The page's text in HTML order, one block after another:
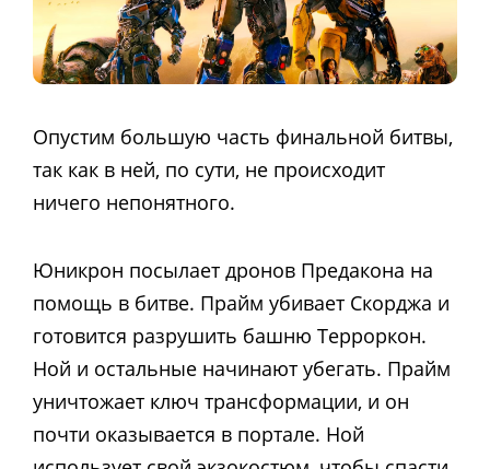
Опустим большую часть финальной битвы,
так как в ней, по сути, не происходит
ничего непонятного.
Юникрон посылает дронов Предакона на
помощь в битве. Прайм убивает Скорджа и
готовится разрушить башню Терроркон.
Ной и остальные начинают убегать. Прайм
уничтожает ключ трансформации, и он
почти оказывается в портале. Ной